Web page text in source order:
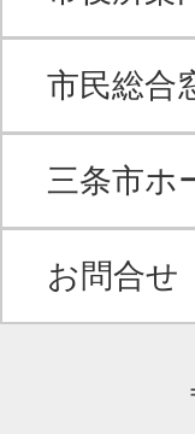
市民総合
三条市ホ
お問合せ